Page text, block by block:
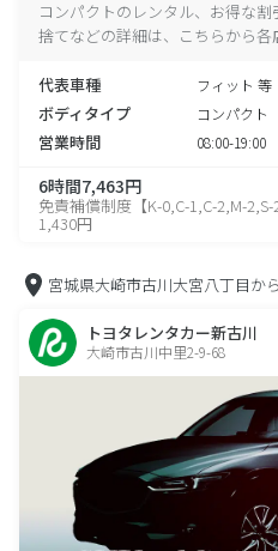
コンパクトのレンタル、お得な
捨てなどの詳細は、こちらから各
代表車種 フィット 等
ボディタイプ コンパクト
営業時間 08:00-19:00
6時間7,463円
免責補償制度【K-0,C-1,C-2,M-2,S-2
1,430円
宮城県大崎市古川大宮八丁目から
トヨタレンタカー新古川
大崎市古川中里2-9-68